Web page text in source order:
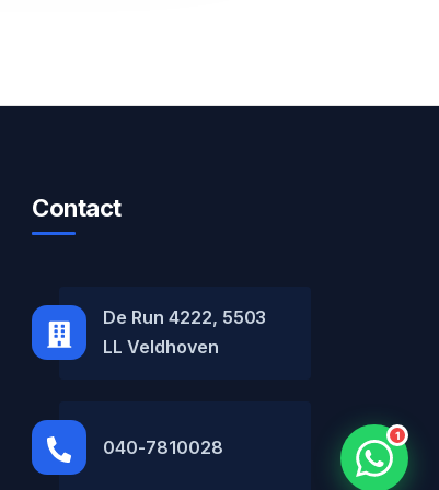
Contact
De Run 4222, 5503
LL Veldhoven
040-7810028
1